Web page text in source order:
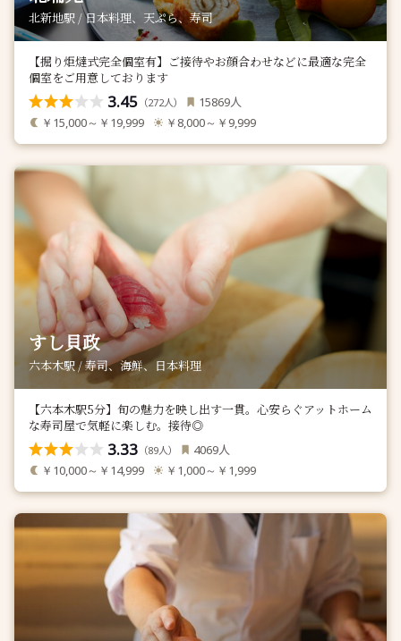
北新地駅 / 日本料理、天ぷら、寿司
【掘り炬燵式完全個室有】ご接待やお顔合わせなどに最適な完全
個室をご用意しております
3.45 （272人） 15869人
￥15,000～￥19,999 ￥8,000～￥9,999
すし貝政
六本木駅 / 寿司、海鮮、日本料理
【六本木駅5分】旬の魅力を映し出す一貫。心安らぐアットホーム
な寿司屋で気軽に楽しむ。接待◎
3.33 （89人） 4069人
￥10,000～￥14,999 ￥1,000～￥1,999